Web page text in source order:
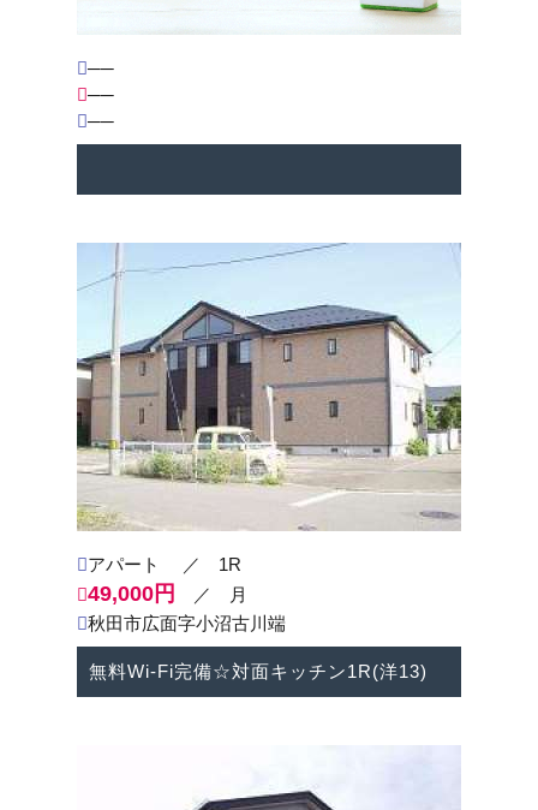
＜年末年始休業のご案内＞
12/29（日）～ １/５（日）はお休みさせて頂き
※1/6（月）より通常営業致します。
何卒、宜しくお願い申し上げます。
＜お盆休みのご案内＞
8/10（土）～8/15（木）はお休みさせて頂きま
※8/16（金）より通常営業致します。
何卒、宜しくお願い申し上げます。
2024-04-24
＜ゴールデンウィーク中の営業時間・お休みのご案内
４/27（土）通常営業 １０：００～１６：００
４/28（日）定休日
４/29（月・祝）定休日
４/30（火）通常営業 １０：００～１８：００
５/2(木）半日営業 １０：００～１２：００
５/３（金・祝）～ ５/6（月・祝）定休日
何卒、宜しくお願い申し上げます。
──
──
──
アパート ／ 1R
49,000円
／ 月
秋田市広面字小沼古川端
無料Wi-Fi完備☆対面キッチン1R(洋13)